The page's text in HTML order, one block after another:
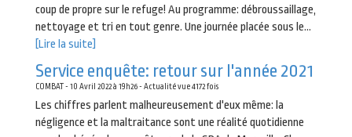
coup de propre sur le refuge! Au programme: débroussaillage,
nettoyage et tri en tout genre. Une journée placée sous le...
[Lire la suite]
Service enquête: retour sur l'année 2021
COMBAT - 10 Avril 2022 à 19h26 - Actualité vue 4172 fois
Les chiffres parlent malheureusement d'eux même: la
négligence et la maltraitance sont une réalité quotidienne